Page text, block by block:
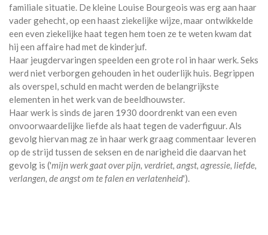
familiale situatie. De kleine Louise Bourgeois was erg aan haar
vader gehecht, op een haast ziekelijke wijze, maar ontwikkelde
een even ziekelijke haat tegen hem toen ze te weten kwam dat
hij een affaire had met de kinderjuf.
Haar jeugdervaringen speelden een grote rol in haar werk. Seks
werd niet verborgen gehouden in het ouderlijk huis. Begrippen
als overspel, schuld en macht werden de belangrijkste
elementen in het werk van de beeldhouwster.
Haar werk is sinds de jaren 1930 doordrenkt van een even
onvoorwaardelijke liefde als haat tegen de vaderfiguur. Als
gevolg hiervan mag ze in haar werk graag commentaar leveren
op de strijd tussen de seksen en de narigheid die daarvan het
gevolg is ('mijn werk gaat over pijn, verdriet, angst, agressie, liefde,
verlangen, de angst om te falen en verlatenheid').